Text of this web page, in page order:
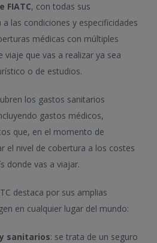
FIATC, con todas sus
las condiciones y especificidades
médicas con múltiples
viaje que vas a realizar ya sea
o de estudios.
los gastos sanitarios
gastos médicos,
que, en el momento de
el nivel de cobertura a los costes
donde vas a viajar.
destaca por sus amplias
en cualquier lugar del mundo:
sanitarios: se trata de un seguro